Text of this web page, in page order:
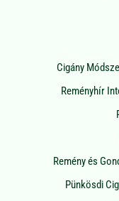
Cigány
Reményhír
Remény és
Pünkösdi